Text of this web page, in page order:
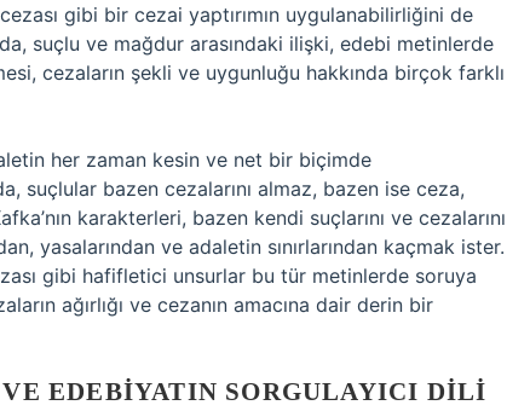
gibi bir cezai yaptırımın uygulanabilirliğini de
suçlu ve mağdur arasındaki ilişki, edebi metinlerde
cezaların şekli ve uygunluğu hakkında birçok farklı
her zaman kesin ve net bir biçimde
suçlular bazen cezalarını almaz, bazen ise ceza,
karakterleri, bazen kendi suçlarını ve cezalarını
yasalarından ve adaletin sınırlarından kaçmak ister.
gibi hafifletici unsurlar bu tür metinlerde soruya
ağırlığı ve cezanın amacına dair derin bir
EDEBIYATIN SORGULAYICI DILI